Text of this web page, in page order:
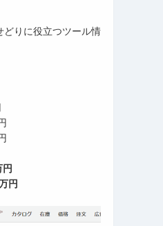
りに役立つツール情
円
円